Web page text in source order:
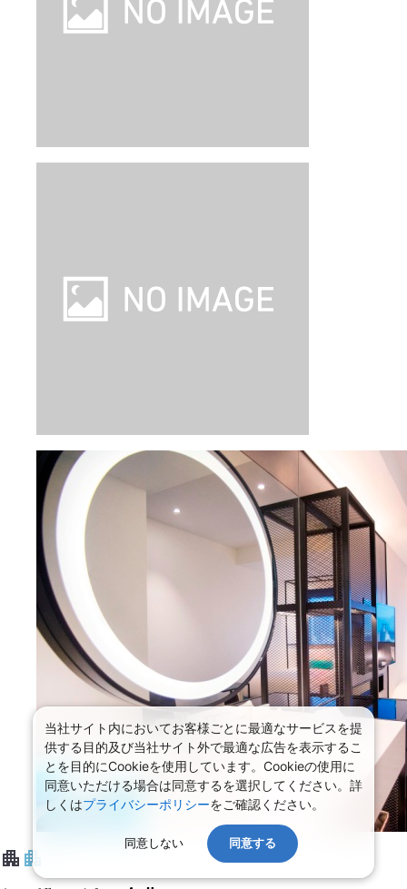
当社サイト内においてお客様ごとに最適なサービスを提
供する目的及び当社サイト外で最適な広告を表示するこ
とを目的にCookieを使用しています。Cookieの使用に
同意いただける場合は同意するを選択してください。詳
しくはプライバシーポリシーをご確認ください。
同意しない 同意する